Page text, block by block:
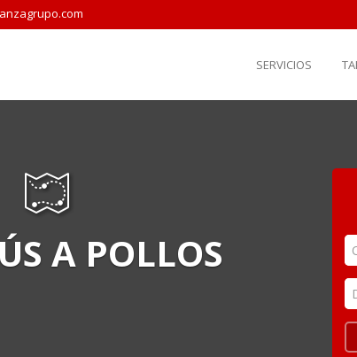
SERVICIOS
A POLLOS